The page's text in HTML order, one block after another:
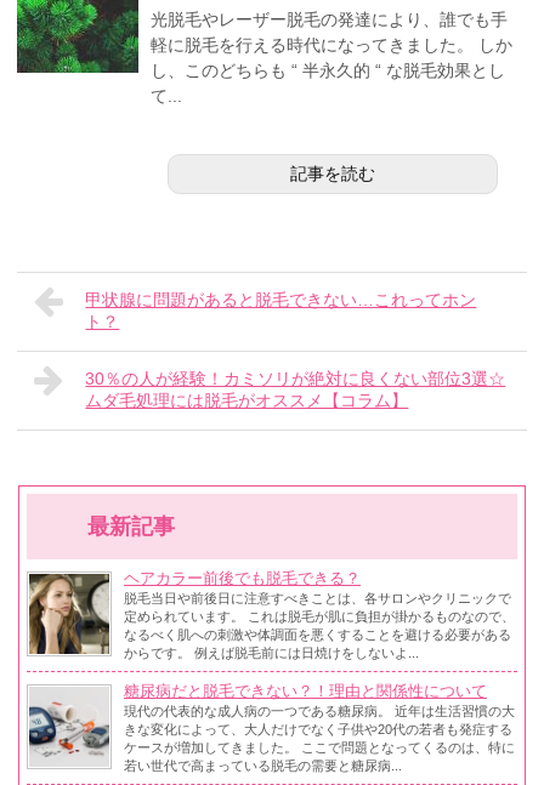
光脱毛やレーザー脱毛の発達により、誰でも手
軽に脱毛を行える時代になってきました。 しか
し、このどちらも “ 半永久的 “ な脱毛効果とし
て...
記事を読む
甲状腺に問題があると脱毛できない…これってホン
ト？
30％の人が経験！カミソリが絶対に良くない部位3選☆
ムダ毛処理には脱毛がオススメ【コラム】
最新記事
ヘアカラー前後でも脱毛できる？
脱毛当日や前後日に注意すべきことは、各サロンやクリニックで
定められています。 これは脱毛が肌に負担が掛かるものなので、
なるべく肌への刺激や体調面を悪くすることを避ける必要がある
からです。 例えば脱毛前には日焼けをしないよ...
糖尿病だと脱毛できない？！理由と関係性について
現代の代表的な成人病の一つである糖尿病。 近年は生活習慣の大
きな変化によって、大人だけでなく子供や20代の若者も発症する
ケースが増加してきました。 ここで問題となってくるのは、特に
若い世代で高まっている脱毛の需要と糖尿病...